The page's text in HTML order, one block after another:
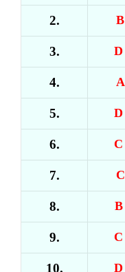
2. B
3. D
4. A
5. D
6. C
7. C
8. B
9. C
10. D